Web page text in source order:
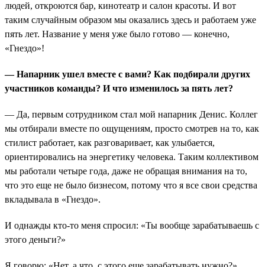
людей, откроются бар, кинотеатр и салон красоты. И вот
таким случайным образом мы оказались здесь и работаем уже
пять лет. Название у меня уже было готово — конечно,
«Гнездо»!
— Напарник ушел вместе с вами? Как подбирали других
участников команды? И что изменилось за пять лет?
— Да, первым сотрудником стал мой напарник Денис. Коллег
мы отбирали вместе по ощущениям, просто смотрев на то, как
стилист работает, как разговаривает, как улыбается,
ориентировались на энергетику человека. Таким коллективом
мы работали четыре года, даже не обращая внимания на то,
что это еще не было бизнесом, потому что я все свои средства
вкладывала в «Гнездо».
И однажды кто-то меня спросил: «Ты вообще зарабатываешь с
этого деньги?»